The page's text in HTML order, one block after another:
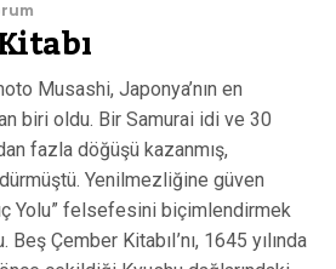
Musashi, Japonya’nın en
biri oldu. Bir Samurai idi ve 30
fazla döğüşü kazanmış,
Yenilmezliğine güven
Yolu” felsefesini biçimlendirmek
Çember KitabıI’nı, 1645 yılında